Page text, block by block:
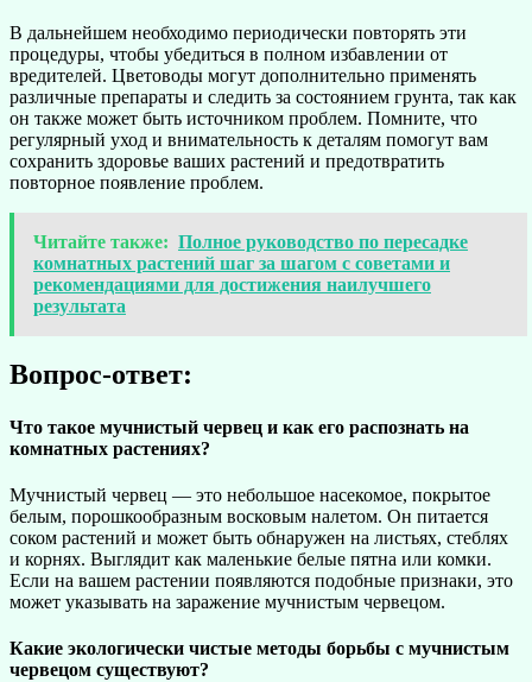
В дальнейшем необходимо периодически повторять эти
процедуры, чтобы убедиться в полном избавлении от
вредителей. Цветоводы могут дополнительно применять
различные препараты и следить за состоянием грунта, так как
он также может быть источником проблем. Помните, что
регулярный уход и внимательность к деталям помогут вам
сохранить здоровье ваших растений и предотвратить
повторное появление проблем.
Читайте также: Полное руководство по пересадке
комнатных растений шаг за шагом с советами и
рекомендациями для достижения наилучшего
результата
Вопрос-ответ:
Что такое мучнистый червец и как его распознать на
комнатных растениях?
Мучнистый червец — это небольшое насекомое, покрытое
белым, порошкообразным восковым налетом. Он питается
соком растений и может быть обнаружен на листьях, стеблях
и корнях. Выглядит как маленькие белые пятна или комки.
Если на вашем растении появляются подобные признаки, это
может указывать на заражение мучнистым червецом.
Какие экологически чистые методы борьбы с мучнистым
червецом существуют?